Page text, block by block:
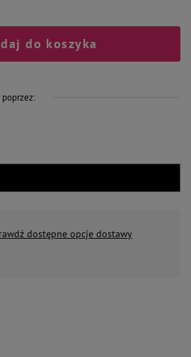
do koszyka
poprzez:
dostępne opcje dostawy